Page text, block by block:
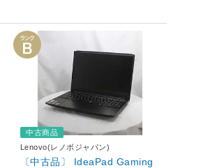
中古商品
Lenovo(レノボジャパン)
〔中古品〕 IdeaPad Gaming